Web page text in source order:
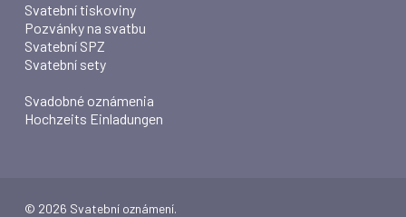
Svatební tiskoviny
Pozvánky na svatbu
Svatební SPZ
Svatební sety
Svadobné oznámenia
Hochzeits Einladungen
© 2026 Svatební oznámení.